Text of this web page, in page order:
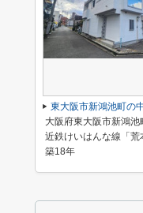
東大阪市新鴻池町の
大阪府東大阪市新鴻池
近鉄けいはんな線「
築18年